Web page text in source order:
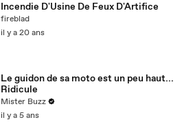
Incendie D'Usine De Feux D'Artifice
fireblad
il y a 20 ans
Le guidon de sa moto est un peu haut...
Ridicule
Mister Buzz
il y a 5 ans